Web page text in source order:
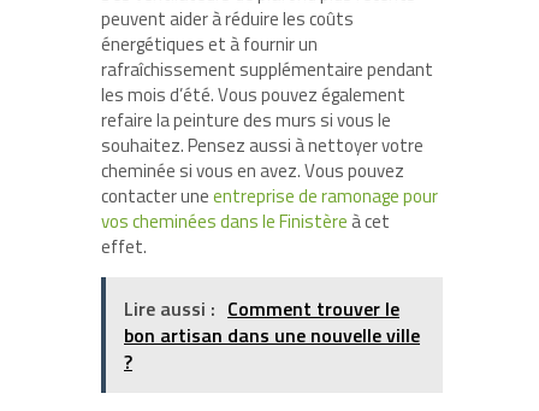
peuvent aider à réduire les coûts
énergétiques et à fournir un
rafraîchissement supplémentaire pendant
les mois d’été. Vous pouvez également
refaire la peinture des murs si vous le
souhaitez. Pensez aussi à nettoyer votre
cheminée si vous en avez. Vous pouvez
contacter uneentreprise de ramonage pour
vos cheminées dans le Finistère à cet
effet.
Lire aussi : Comment trouver le
bon artisan dans une nouvelle ville
?